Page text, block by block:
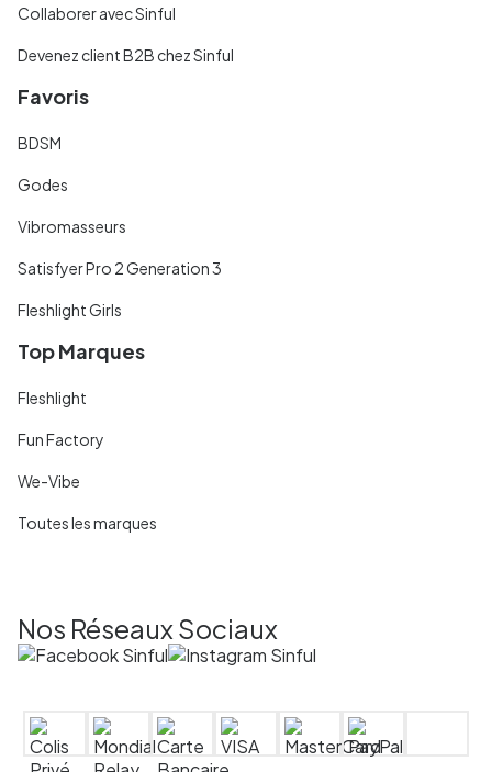
Collaborer avec Sinful
Devenez client B2B chez Sinful
Favoris
BDSM
Godes
Vibromasseurs
Satisfyer Pro 2 Generation 3
Fleshlight Girls
Top Marques
Fleshlight
Fun Factory
We-Vibe
Toutes les marques
Nos Réseaux Sociaux